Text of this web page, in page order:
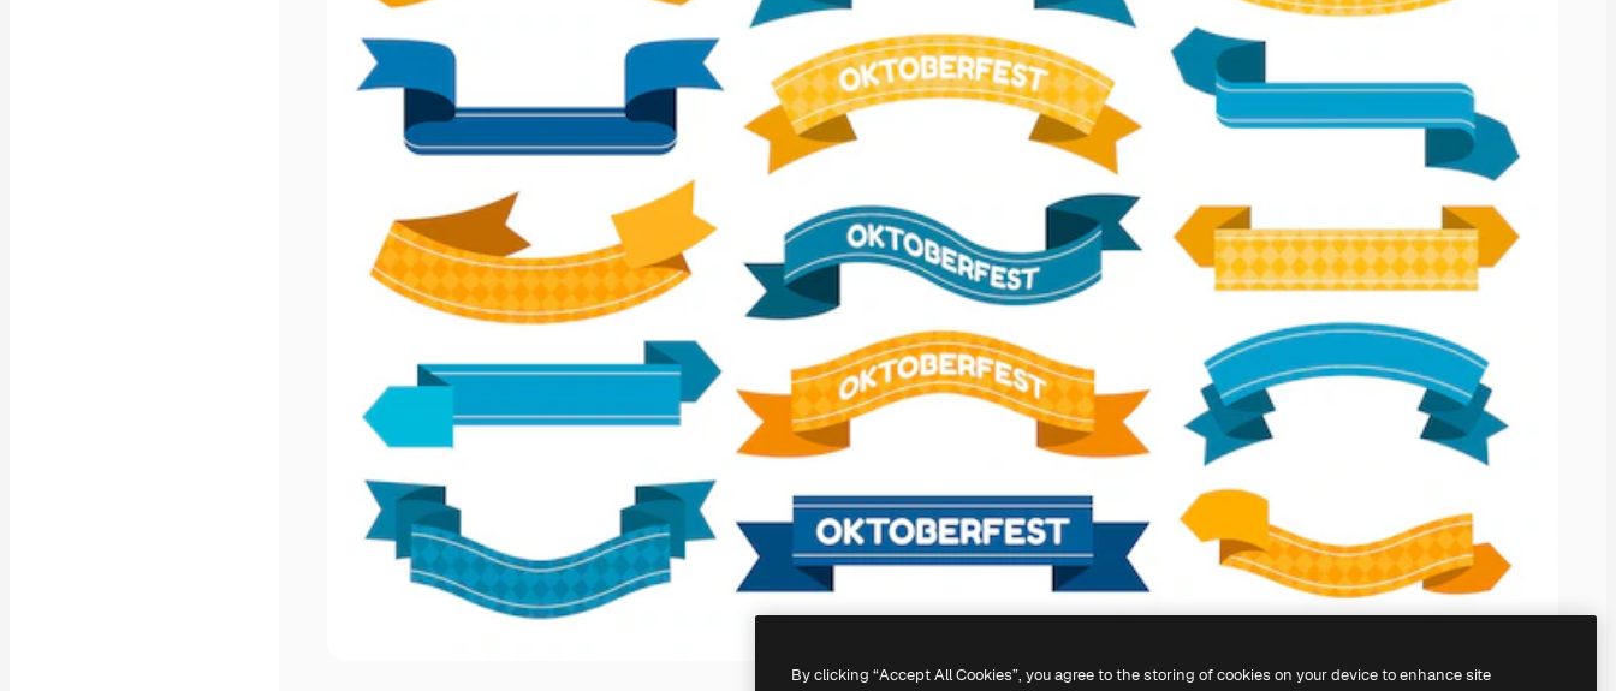
By clicking “Accept All Cookies”, you agree to the storing of cookies on your device to enhance site